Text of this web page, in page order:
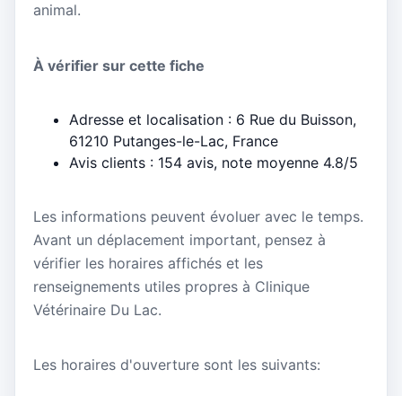
animal.
À vérifier sur cette fiche
Adresse et localisation : 6 Rue du Buisson,
61210 Putanges-le-Lac, France
Avis clients : 154 avis, note moyenne 4.8/5
Les informations peuvent évoluer avec le temps.
Avant un déplacement important, pensez à
vérifier les horaires affichés et les
renseignements utiles propres à Clinique
Vétérinaire Du Lac.
Les horaires d'ouverture sont les suivants: